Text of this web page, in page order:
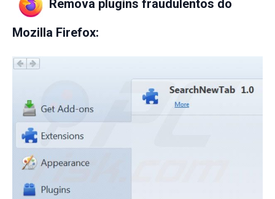
Remova plugins fraudulentos do
Mozilla Firefox: